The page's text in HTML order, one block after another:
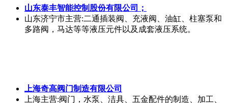
山东泰丰智能控制股份有限公司；
山东济宁市主营:二通插装阀、充液阀、油缸、柱塞泵和
多路阀，马达等等液压元件以及成套液压系统。
上海奇高阀门制造有限公司
上海主营:阀门，水泵、洁具、五金配件的制造、加工、